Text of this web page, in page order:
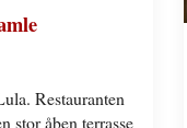
Restauranten
stor åben terrasse